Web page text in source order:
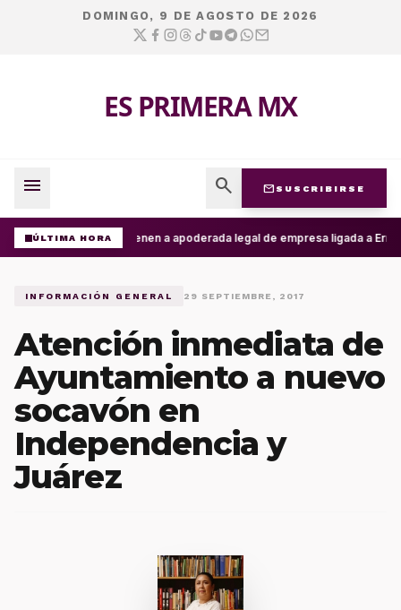
DOMINGO, 9 DE AGOSTO DE 2026
ES PRIMERA MX
menu search mail SUSCRIBIRSE
ÚLTIMA HORADetienen a apoderada legal de empresa ligada a
INFORMACIÓN GENERAL 29 SEPTIEMBRE, 2017
Atención inmediata de
Ayuntamiento a nuevo
socavón en
Independencia y
Juárez